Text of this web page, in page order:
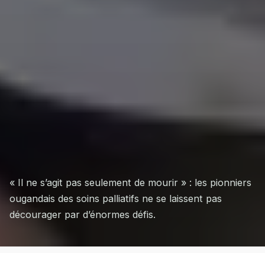
« Il ne s’agit pas seulement de mourir » : les pionniers
ougandais des soins palliatifs ne se laissent pas
décourager par d’énormes défis.